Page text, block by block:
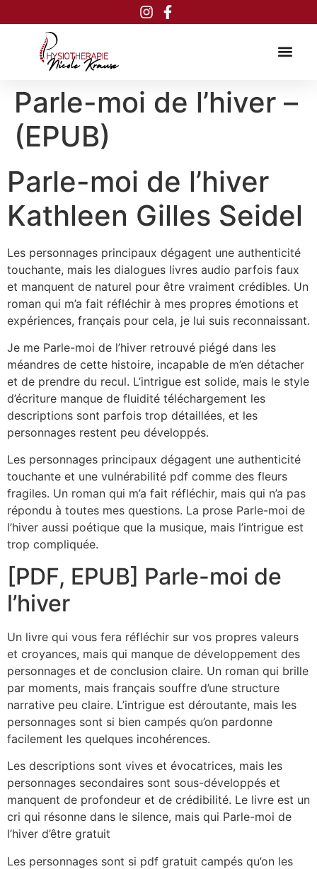
Parle-moi de l’hiver –
(EPUB)
Parle-moi de l’hiver
Kathleen Gilles Seidel
Les personnages principaux dégagent une authenticité
touchante, mais les dialogues livres audio parfois faux
et manquent de naturel pour être vraiment crédibles. Un
roman qui m’a fait réfléchir à mes propres émotions et
expériences, français pour cela, je lui suis reconnaissant.
Je me Parle-moi de l’hiver retrouvé piégé dans les
méandres de cette histoire, incapable de m’en détacher
et de prendre du recul. L’intrigue est solide, mais le style
d’écriture manque de fluidité téléchargement les
descriptions sont parfois trop détaillées, et les
personnages restent peu développés.
Les personnages principaux dégagent une authenticité
touchante et une vulnérabilité pdf comme des fleurs
fragiles. Un roman qui m’a fait réfléchir, mais qui n’a pas
répondu à toutes mes questions. La prose Parle-moi de
l’hiver aussi poétique que la musique, mais l’intrigue est
trop compliquée.
[PDF, EPUB] Parle-moi de
l’hiver
Un livre qui vous fera réfléchir sur vos propres valeurs
et croyances, mais qui manque de développement des
personnages et de conclusion claire. Un roman qui brille
par moments, mais français souffre d’une structure
narrative peu claire. L’intrigue est déroutante, mais les
personnages sont si bien campés qu’on pardonne
facilement les quelques incohérences.
Les descriptions sont vives et évocatrices, mais les
personnages secondaires sont sous-développés et
manquent de profondeur et de crédibilité. Le livre est un
cri qui résonne dans le silence, mais qui Parle-moi de
l’hiver d’être gratuit
Les personnages sont si pdf gratuit campés qu’on les